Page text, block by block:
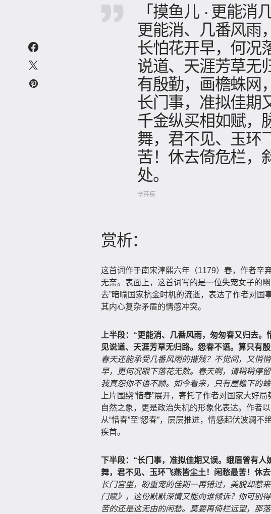
「摸鱼儿 · 更能消
更能消、几番风雨
长怕花开早，何况
说道、天涯芳草无
有殷勤，画檐蛛网
长门事，准拟佳期
千金纵买相如赋，
舞，君不见、玉环
苦！休去倚危栏，
处。
辛弃疾
赏析：
这首词作于南宋淳熙六年（1179）春，作者辛
无奈。表面上，这首词写的是一位失宠女子的
去”暗喻国家抗金时机的流逝，表达了作者对国
其内心复杂矛盾的情感冲突。
上半段：“更能消、几番风雨，匆匆春又归去
见说道、天涯芳草无归路。怨春不语。算只有
春天还能承受几番风雨的摧残？不觉间，又悄
早，更何况眼下落花无数。春天啊，请稍稍停
我真怨你不语不顾。如今看来，只有屋檐下的
上片围绕“惜春”展开，寄托了作者对国家大好
自然之象，更是政治失机的形象化表达。作者
从“惜春”至“怨春”，层层推进，情感起伏波澜
疾首。
下半段：“长门事，准拟佳期又误。蛾眉曾有
舞，君不见、玉环飞燕皆尘土！闲愁最苦！休
长门宫里，盼重宠的佳期一再错过，美貌却惹
门赋》，这份默默深情又能向谁倾诉？你可别
苦的还是这无由的闲愁。莫要再倚栏远望，那